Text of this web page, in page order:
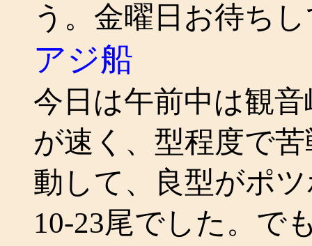
う。金曜日お待ち
アジ船
今日は午前中は観
が速く、型程度で
動して、良型がポ
10-23尾でした。で